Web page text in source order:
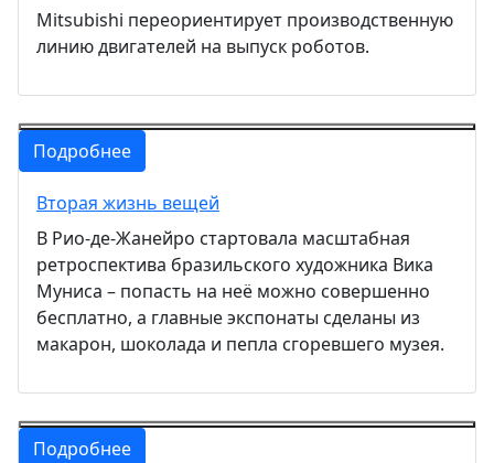
Mitsubishi переориентирует производственную
линию двигателей на выпуск роботов.
Подробнее
Вторая жизнь вещей
В Рио-де-Жанейро стартовала масштабная
ретроспектива бразильского художника Вика
Муниса – попасть на неё можно совершенно
бесплатно, а главные экспонаты сделаны из
макарон, шоколада и пепла сгоревшего музея.
Подробнее